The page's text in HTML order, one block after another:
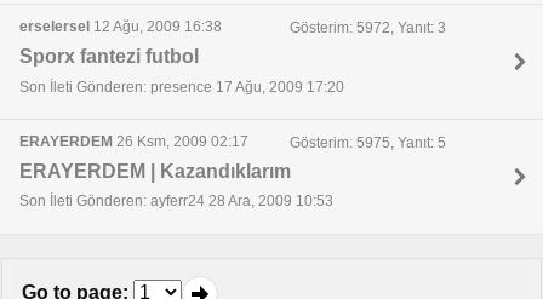
erselersel 12 Ağu, 2009 16:38 Gösterim: 5972, Yanıt: 3
Sporx fantezi futbol
Son İleti Gönderen: presence 17 Ağu, 2009 17:20
ERAYERDEM 26 Ksm, 2009 02:17 Gösterim: 5975, Yanıt: 5
ERAYERDEM | Kazandıklarım
Son İleti Gönderen: ayferr24 28 Ara, 2009 10:53
Go to page: